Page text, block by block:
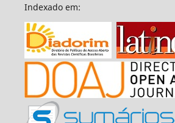
Indexado em: